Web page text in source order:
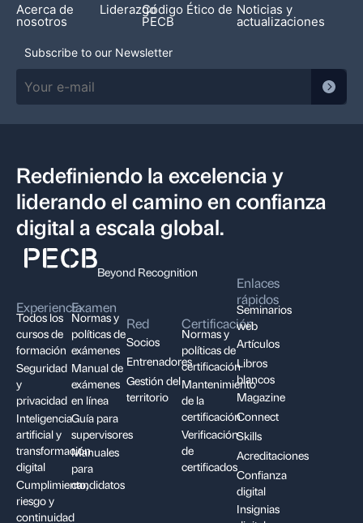
Acerca de
nosotros
LiderazgoCódigo Ético de
PECB
Noticias y
actualizaciones
Subscribe to our Newsletter
Redefiniendo la excelencia y
liderando el camino en confianza
digital a escala global.
Beyond Recognition
Experiencia
Todos los
cursos de
formación
Seguridad
y
privacidad
Inteligencia
artificial y
transformación
digital
Cumplimiento,
riesgo y
continuidad
Examen
Normas y
políticas de
exámenes
Manual de
exámenes
en línea
Guía para
supervisores
Manuales
para
candidatos
Red
Socios
Entrenadores
Gestión del
territorio
Certificación
Normas y
políticas de
certificación
Mantenimiento
de la
certificación
Verificación
de
certificados
Enlaces
rápidos
Seminarios
web
Artículos
Libros
blancos
Magazine
Connect
Skills
Acreditaciones
Confianza
digital
Insignias